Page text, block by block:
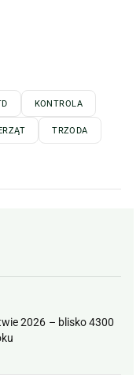
KONTROLA
TRZODA
2026 – blisko 4300